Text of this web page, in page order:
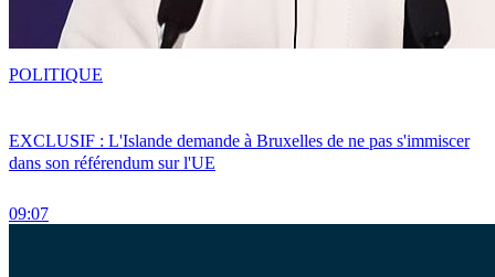
EXCLUSIF : L'Islande demande à Bruxelles de ne pas s'immiscer
dans son référendum sur l'UE
09:07
POLITIQUE